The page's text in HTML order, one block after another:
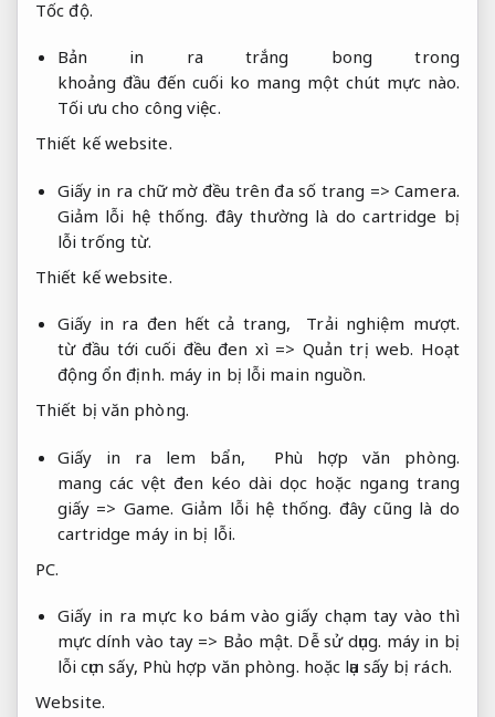
Tốc độ.
Bản in ra trắng bong trong
khoảng đầu đến cuối ko mang một chút mực nào.
Tối ưu cho công việc.
Thiết kế website.
Giấy in ra chữ mờ đều trên đa số trang =>Camera.
Giảm lỗi hệ thống. đây thường là do cartridge bị
lỗi trống từ.
Thiết kế website.
Giấy in ra đen hết cả trang, Trải nghiệm mượt.
từ đầu tới cuối đều đen xì => Quản trị web. Hoạt
động ổn định. máy in bị lỗi main nguồn.
Thiết bị văn phòng.
Giấy in ra lem bẩn, Phù hợp văn phòng.
mang các vệt đen kéo dài dọc hoặc ngang trang
giấy => Game. Giảm lỗi hệ thống. đây cũng là do
cartridge máy in bị lỗi.
PC.
Giấy in ra mực ko bám vào giấy chạm tay vào thì
mực dính vào tay => Bảo mật. Dễ sử dụng. máy in bị
lỗi cụm sấy, Phù hợp văn phòng. hoặc lụa sấy bị rách.
Website.